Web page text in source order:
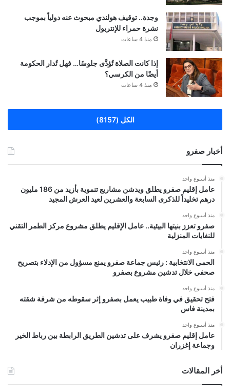
وجدة.. توقيف هولندي مبحوث عنه دولياً بموجب
نشرة حمراء للإنتربول
منذ 4 ساعات
إذا كانت الصلاة تُؤدَّى جلوسًا… فهل تُدار الحكومة
أيضًا من الكرسي؟
منذ 4 ساعات
الكل (8157)
أخبار صفرو
منذ أسبوع واحد
عامل إقليم صفرو يطلق ويدشن مشاريع تنموية بأزيد من 186 مليون
درهم تخليداً للذكرى السابعة والعشرين لعيد العرش المجيد
منذ أسبوع واحد
صفرو تعزز بنيتها البيئية.. عامل الإقليم يطلق مشروع مركز الطمر التقني
للنفايات المنزلية
منذ أسبوع واحد
الحمى الانتخابية : رئيس جماعة صفرو يمنع مسؤول من الإدلاء بتصريح
صحفي خلال تدشين مشروع بصفرو
منذ أسبوع واحد
فتح تحقيق في وفاة طبيب يعمل بصفرو إثر سقوطه من شرفة شقته
بمدينة فاس
منذ أسبوع واحد
عامل إقليم صفرو يشرف على تدشين الطريق الرابطة بين رباط الخير
وجماعة إغزران
أخر المقالات